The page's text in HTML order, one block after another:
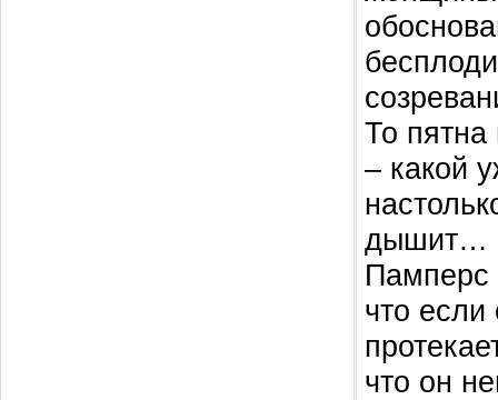
То пятна
– какой
дышит…
Памперс
что если
что он